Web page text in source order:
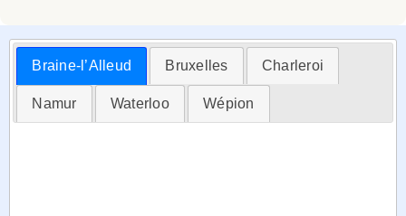
Braine-l’Alleud Bruxelles Charleroi
Namur Waterloo Wépion